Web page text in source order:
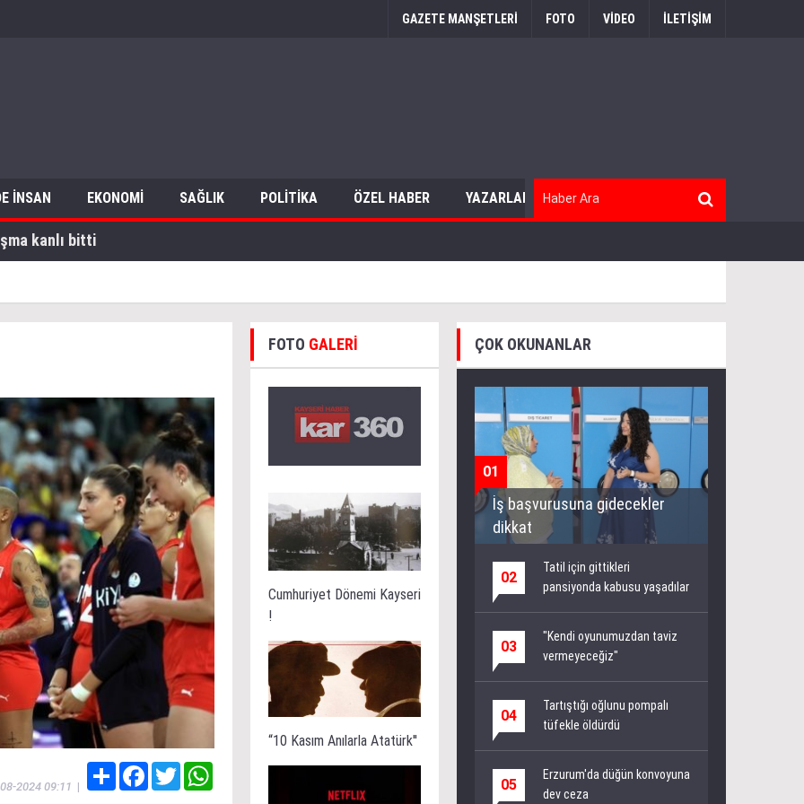
GAZETE MANŞETLERİ FOTO VİDEO İLETİŞİM
İNSAN EKONOMİ SAĞLIK POLİTİKA ÖZEL HABER YAZARLAR
tespit edildi
2024 09:11 |
Share FacebookTwitterWhatsApp
FOTO GALERİ
Cumhuriyet Dönemi Kayseri
!
“10 Kasım Anılarla Atatürk''
ÇOK OKUNANLAR
01
İş başvurusuna gidecekler
dikkat
02
Tatil için gittikleri
pansiyonda kabusu yaşadılar
03
"Kendi oyunumuzdan taviz
vermeyeceğiz"
04
Tartıştığı oğlunu pompalı
tüfekle öldürdü
05
Erzurum'da düğün konvoyuna
dev ceza